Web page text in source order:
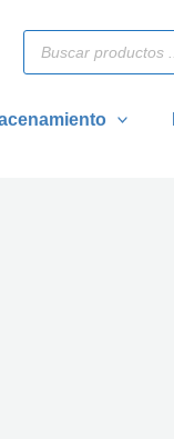
Búsqueda
de
productos